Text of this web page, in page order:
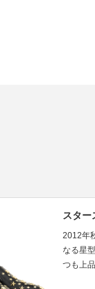
スター
2012年
なる星
つも上